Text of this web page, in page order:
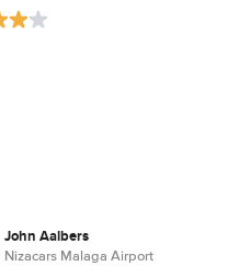
John Aalbers
Nizacars Malaga Airport